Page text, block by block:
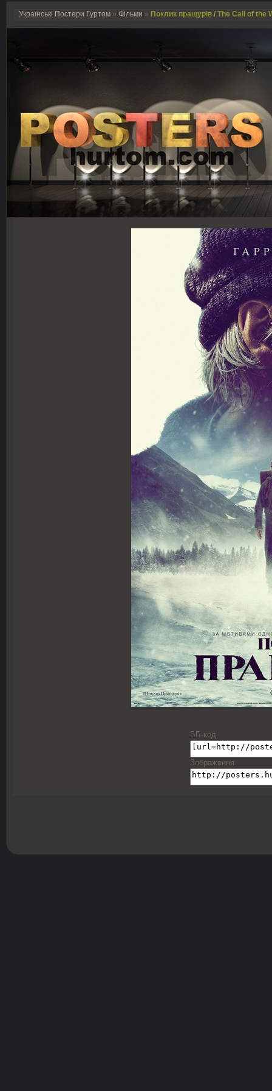
Українські Постери Гуртом » Фільми » Поклик пращурів / The Call of the
ББ-код
Зображення